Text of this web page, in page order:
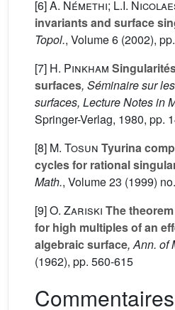
[6]A. Némethi; L.I.
invariants and surface
Topol., Volume 6 (2002),
[7] H. Pinkham
surfaces, Séminaire sur
surfaces, Lecture Notes in
Springer-Verlag, 1980, pp.
[8] M. Tosun Tyurina
cycles for rational
Math., Volume 23 (1999)
[9]O. Zariski The
for high multiples of an
algebraic surface, Ann. of
(1962), pp. 560-615
Commentaires